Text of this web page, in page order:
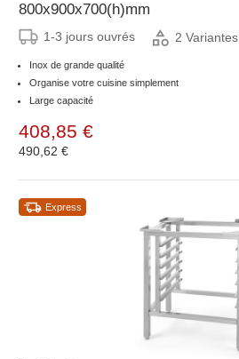
800x900x700(h)mm
1-3 jours ouvrés 2 Variantes
Inox de grande qualité
Organise votre cuisine simplement
Large capacité
408,85 €
490,62 €
Express